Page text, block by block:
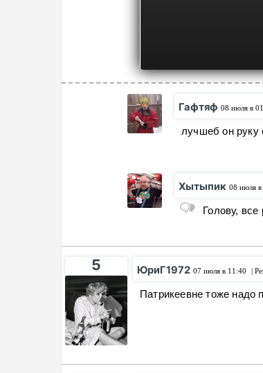
Гафтяф 08 июля в
лучшеб он руку
Хытыпик 08 июля в
Голову, все
5 ЮриГ1972 07 июля в 11:40 |
Патрикеевне тоже надо